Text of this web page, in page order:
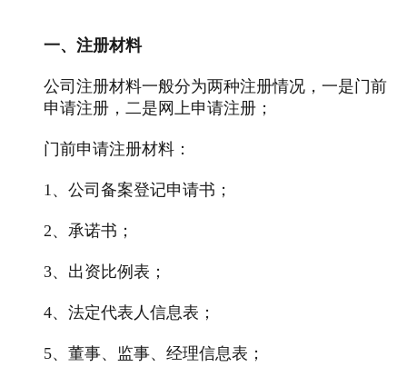
一、注册材料
公司注册材料一般分为两种注册情况，一是门前
申请注册，二是网上申请注册；
门前申请注册材料：
1、公司备案登记申请书；
2、承诺书；
3、出资比例表；
4、法定代表人信息表；
5、董事、监事、经理信息表；